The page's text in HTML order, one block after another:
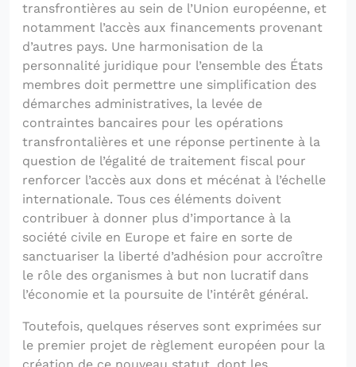
transfrontières au sein de l’Union européenne, et
notamment l’accès aux financements provenant
d’autres pays. Une harmonisation de la
personnalité juridique pour l’ensemble des États
membres doit permettre une simplification des
démarches administratives, la levée de
contraintes bancaires pour les opérations
transfrontalières et une réponse pertinente à la
question de l’égalité de traitement fiscal pour
renforcer l’accès aux dons et mécénat à l’échelle
internationale. Tous ces éléments doivent
contribuer à donner plus d’importance à la
société civile en Europe et faire en sorte de
sanctuariser la liberté d’adhésion pour accroître
le rôle des organismes à but non lucratif dans
l’économie et la poursuite de l’intérêt général.
Toutefois, quelques réserves sont exprimées sur
le premier projet de règlement européen pour la